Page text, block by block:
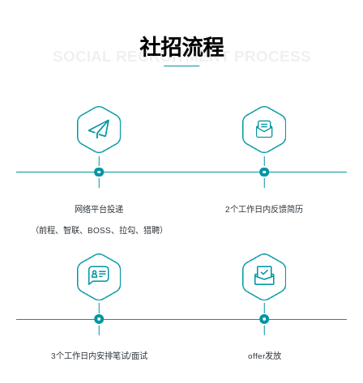
4、掌握DevOps思想、方法和流程。Jenkins工具使用；
5、掌握常见中间件配置与优化，如mysql、nginx等；
社招流程
SOCIAL RECRUITMENT PROCESS
网络平台投递
（前程、智联、BOSS、拉勾、猎聘）
2个工作日内反馈简历
3个工作日内安排笔试/面试 offer发放